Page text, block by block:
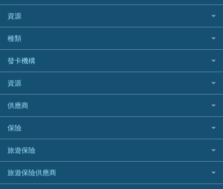
稅季/稅務貸款
網上貸款
結餘轉戶(清卡數貸款)
銀行貸款
財務公司貸款
免入息貸款
免TU貸款
急借錢
緊急貸款比較
最佳小額貸款比較
易批必批貸款
BEA 東亞銀行
BOC 中國銀行
Cashing Pro 優尚信貸
CCB(Asia) 中國建設銀行 (亞洲)
Citibank 花旗銀行
CNCBI 信銀國際
CreFIT 維信
DBS 星展銀行
DSB 大新銀行
HSBC 滙豐銀行貸款
K Cash 貸款
資源
如何申請個人貸款
如何管理個人貸款
個人貸款有用資訊
清卡數貸款教學
循環貸款教學
個人化貸款產品推介 🔥全新
債務重組一覽
供樓利息扣稅
最佳貸款app
種類
網購優惠
精選外幣網購信用卡
尊尚信用卡
公司信用卡
電子錢包信用卡
日本遊信用卡攻略
韓國遊信用卡攻略
台灣遊信用卡攻略
機場貴賓室信用卡
發卡機構
Citibank花旗銀行
AE美國運通
DBS星展銀行
HSBC滙豐銀行
Mox
信銀國際
大新銀行
恒生銀行
資源
Black Friday優惠
淘寶付款方式
一田購物優惠日
SOGO感謝祭
HKTVmall優惠碼
交稅優惠
供應商
八達通自動增值信用卡
保險
旅遊保險
汽車保險
家居保險
旅遊保險
日本旅遊保險及資訊
泰國旅遊保險及資訊
旅遊保險供應商